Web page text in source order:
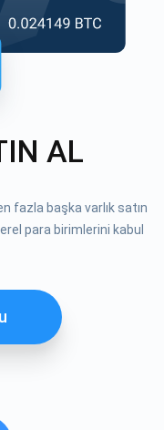
AL
fazla başka varlık satın
para birimlerini kabul